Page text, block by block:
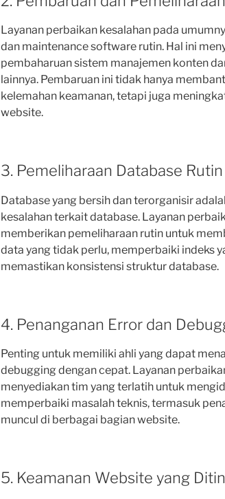
Layanan perbaikan kesalahan pada
dan maintenance software rutin. Hal ini
pembaharuan sistem manajemen konten
lainnya. Pembaruan ini tidak hanya
kelemahan keamanan, tetapi juga
website.
3. Pemeliharaan Database Rutin
Database yang bersih dan terorganisir
kesalahan terkait database. Layanan
memberikan pemeliharaan rutin untuk
data yang tidak perlu, memperbaiki indeks
memastikan konsistensi struktur database.
4. Penanganan Error dan
Penting untuk memiliki ahli yang dapat
debugging dengan cepat. Layanan
menyediakan tim yang terlatih untuk
memperbaiki masalah teknis, termasuk
muncul di berbagai bagian website.
5. Keamanan Website yang